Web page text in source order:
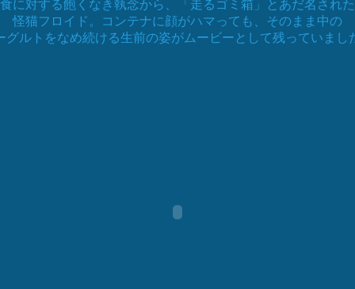
食に対する飽くなき執念から、「走るゴミ箱」とあだ名された
怪猫フロイド。コンテナに顔がハマっても、そのまま中の
グルトをなめ続ける生前の姿がムービーとして残っていまし